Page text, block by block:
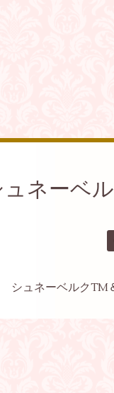
ネーベ
シュネーベルクTM